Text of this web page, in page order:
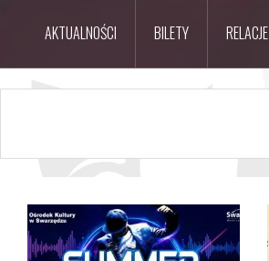
AKTUALNOŚCI BILETY RELACJE